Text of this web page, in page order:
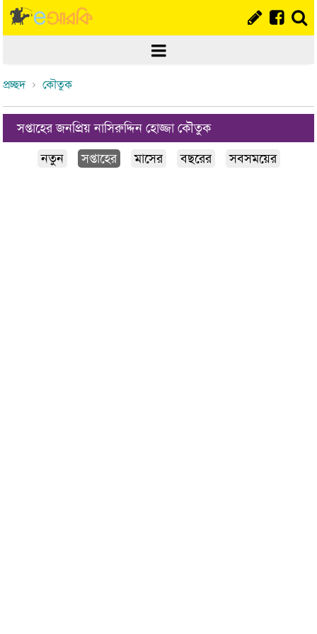
প্রচ্ছদ কৌতুক
সপ্তাহের জনপ্রিয় নাসিরুদ্দিন হোজ্জা কৌতুক
নতুন
সপ্তাহের মাসের বছরের সবসময়ের